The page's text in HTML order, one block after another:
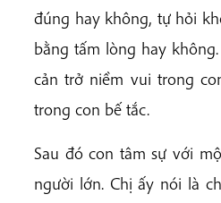
đúng hay không, tự hỏi
bằng tấm lòng hay
cản trở niềm vui trong
trong con bế tắc.
Sau đó con tâm sự với
người lớn. Chị ấy nói là